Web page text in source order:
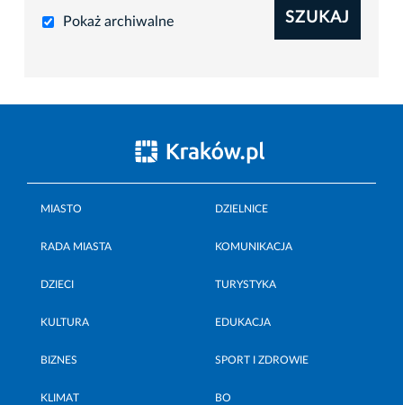
Pokaż archiwalne SZUKAJ
MIASTO DZIELNICE
RADA MIASTA KOMUNIKACJA
DZIECI TURYSTYKA
KULTURA EDUKACJA
BIZNES SPORT I ZDROWIE
KLIMAT BO